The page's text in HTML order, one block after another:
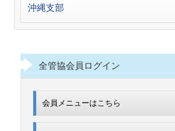
沖縄支部
全管協会員ログイン
会員メニューはこちら